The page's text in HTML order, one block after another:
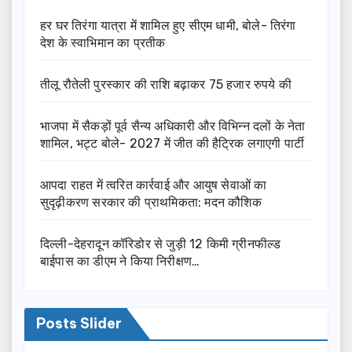
हर घर तिरंगा यात्रा में शामिल हुए सीएम धामी, बोले- तिरंगा
देश के स्वाभिमान का प्रतीक
तीलू रौतेली पुरस्कार की राशि बढ़ाकर 75 हजार रुपये की
भाजपा में सैकड़ों पूर्व सैन्य अधिकारी और विभिन्न दलों के नेता
शामिल, भट्ट बोले- 2027 में जीत की हैट्रिक लगाएगी पार्टी
आपदा राहत में त्वरित कार्रवाई और आयुष सेवाओं का
सुदृढ़ीकरण सरकार की प्राथमिकता: मदन कौशिक
दिल्ली-देहरादून कॉरिडोर से जुड़ी 12 किमी ग्रीनफील्ड
बाईपास का डीएम ने किया निरीक्षण…
Posts Slider